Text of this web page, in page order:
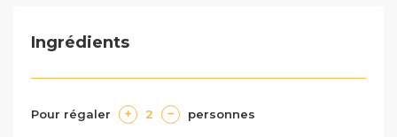
Ingrédients
Pour régaler 2 personnes